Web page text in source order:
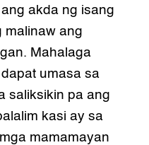
akda ng isang
malinaw ang
Mahalaga
umasa sa
saliksikin pa ang
kasi ay sa
mamamayan